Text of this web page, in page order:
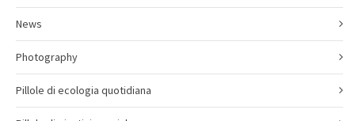
News
Photography
Pillole di ecologia quotidiana